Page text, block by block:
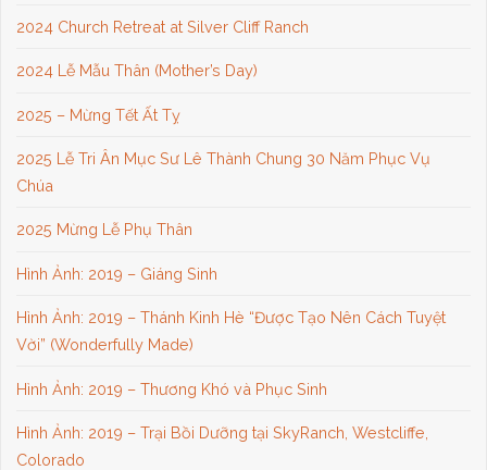
2024 Church Retreat at Silver Cliff Ranch
2024 Lễ Mẫu Thân (Mother’s Day)
2025 – Mừng Tết Ất Tỵ
2025 Lễ Tri Ân Mục Sư Lê Thành Chung 30 Năm Phục Vụ
Chúa
2025 Mừng Lễ Phụ Thân
Hình Ảnh: 2019 – Giáng Sinh
Hình Ảnh: 2019 – Thánh Kinh Hè “Được Tạo Nên Cách Tuyệt
Vời” (Wonderfully Made)
Hình Ảnh: 2019 – Thương Khó và Phục Sinh
Hình Ảnh: 2019 – Trại Bồi Dưỡng tại SkyRanch, Westcliffe,
Colorado